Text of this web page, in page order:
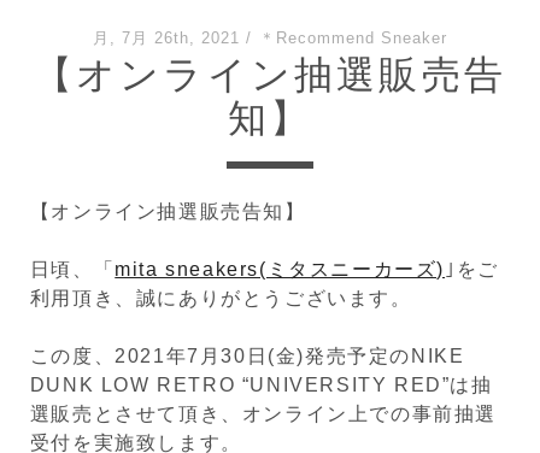
月, 7月 26th, 2021 / ＊Recommend Sneaker
【オンライン抽選販売告
知】
【オンライン抽選販売告知】
日頃、「 mita sneakers(ミタスニーカーズ) ｣をご
利用頂き、誠にありがとうございます。
この度、2021年7月30日(金)発売予定のNIKE
DUNK LOW RETRO “UNIVERSITY RED”は抽
選販売とさせて頂き、オンライン上での事前抽選
受付を実施致します。